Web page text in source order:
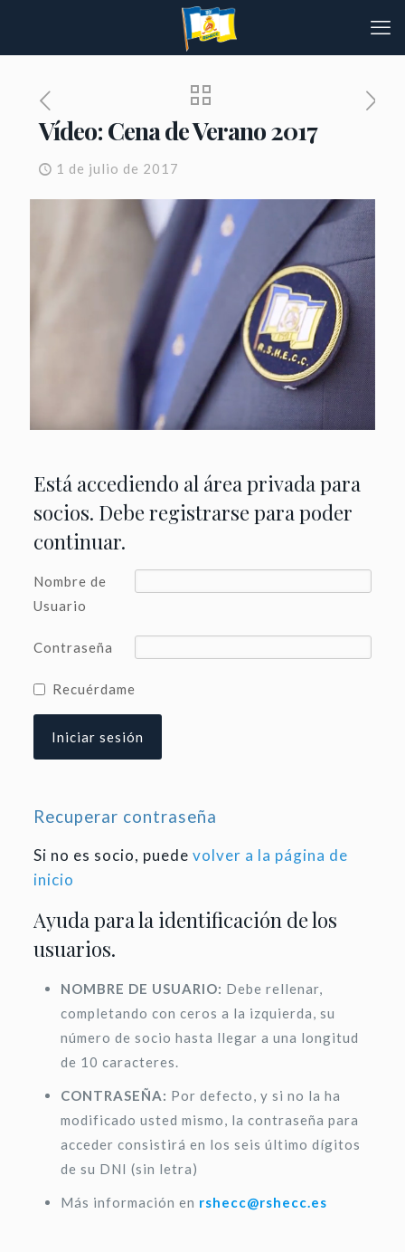
Vídeo: Cena de Verano 2017
1 de julio de 2017
Está accediendo al área privada para
socios. Debe registrarse para poder
continuar.
Nombre de
Usuario
Contraseña
Recuérdame
Recuperar contraseña
Si no es socio, puede volver a la página de
inicio
Ayuda para la identificación de los
usuarios.
NOMBRE DE USUARIO: Debe rellenar,
completando con ceros a la izquierda, su
número de socio hasta llegar a una longitud
de 10 caracteres.
CONTRASEÑA: Por defecto, y si no la ha
modificado usted mismo, la contraseña para
acceder consistirá en los seis último dígitos
de su DNI (sin letra)
Más información en rshecc@rshecc.es